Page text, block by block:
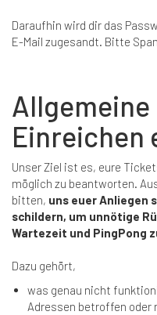
Daraufhin wird dir das
E-Mail zugesandt. Bitte
Allgemeine
Einreichen
Unser Ziel ist es, eure
möglich zu beantworten.
bitten, uns euer Anliegen
schildern, um unnötige
Wartezeit und PingPong
Dazu gehört,
was genau nicht
Adressen betroffen oder